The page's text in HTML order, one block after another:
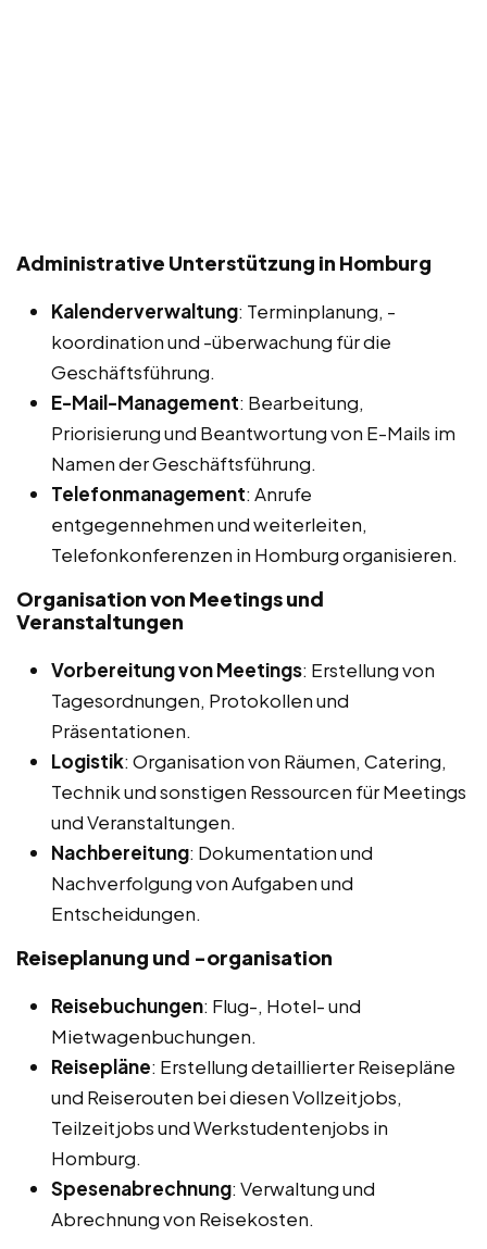
Administrative Unterstützung in Homburg
Kalenderverwaltung: Terminplanung, -
koordination und -überwachung für die
Geschäftsführung.
E-Mail-Management: Bearbeitung,
Priorisierung und Beantwortung von E-Mails im
Namen der Geschäftsführung.
Telefonmanagement: Anrufe
entgegennehmen und weiterleiten,
Telefonkonferenzen in Homburg organisieren.
Organisation von Meetings und
Veranstaltungen
Vorbereitung von Meetings: Erstellung von
Tagesordnungen, Protokollen und
Präsentationen.
Logistik: Organisation von Räumen, Catering,
Technik und sonstigen Ressourcen für Meetings
und Veranstaltungen.
Nachbereitung: Dokumentation und
Nachverfolgung von Aufgaben und
Entscheidungen.
Reiseplanung und -organisation
Reisebuchungen: Flug-, Hotel- und
Mietwagenbuchungen.
Reisepläne: Erstellung detaillierter Reisepläne
und Reiserouten bei diesen Vollzeitjobs,
Teilzeitjobs und Werkstudentenjobs in
Homburg.
Spesenabrechnung: Verwaltung und
Abrechnung von Reisekosten.